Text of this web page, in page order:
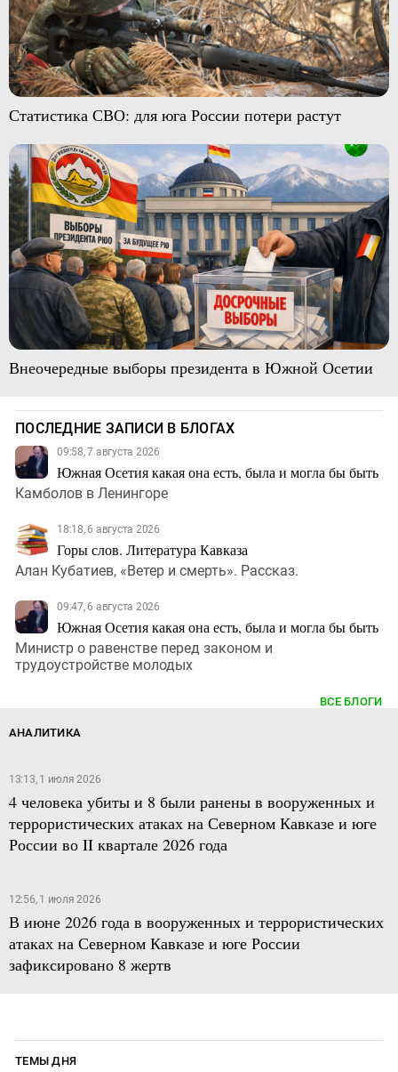
Статистика СВО: для юга России потери растут
Внеочередные выборы президента в Южной Осетии
ПОСЛЕДНИЕ ЗАПИСИ В БЛОГАХ
09:58, 7 августа 2026
Южная Осетия какая она есть, была и могла бы быть
Камболов в Ленингоре
18:18, 6 августа 2026
Горы слов. Литература Кавказа
Алан Кубатиев, «Ветер и смерть». Рассказ.
09:47, 6 августа 2026
Южная Осетия какая она есть, была и могла бы быть
Министр о равенстве перед законом и
трудоустройстве молодых
ВСЕ БЛОГИ
АНАЛИТИКА
13:13, 1 июля 2026
4 человека убиты и 8 были ранены в вооруженных и
террористических атаках на Северном Кавказе и юге
России во II квартале 2026 года
12:56, 1 июля 2026
В июне 2026 года в вооруженных и террористических
атаках на Северном Кавказе и юге России
зафиксировано 8 жертв
ТЕМЫ ДНЯ